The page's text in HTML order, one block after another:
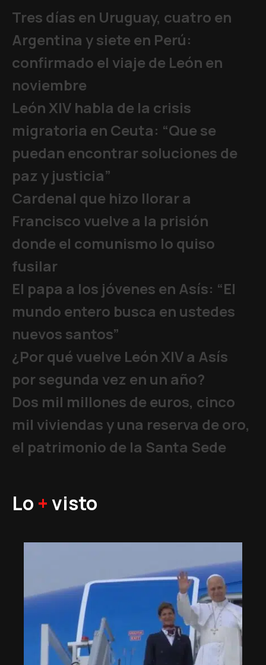
Tres días en Uruguay, cuatro en
Argentina y siete en Perú:
confirmado el viaje de León en
noviembre
León XIV habla de la crisis
migratoria en Ceuta: “Que se
puedan encontrar soluciones de
paz y justicia”
Cardenal que hizo llorar a
Francisco vuelve a la prisión
donde el comunismo lo quiso
fusilar
El papa a los jóvenes en Asís: “El
mundo entero busca en ustedes
nuevos santos”
¿Por qué vuelve León XIV a Asís
por segunda vez en un año?
Dos mil millones de euros, cinco
mil viviendas y una reserva de oro,
el patrimonio de la Santa Sede
Lo +visto